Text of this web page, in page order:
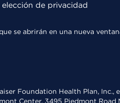
elección de privacidad
se abrirán en una nueva
Foundation Health Plan,
Center, 3495 Piedmont